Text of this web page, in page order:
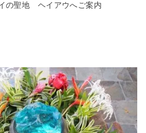
の聖地 ヘイアウへご案内